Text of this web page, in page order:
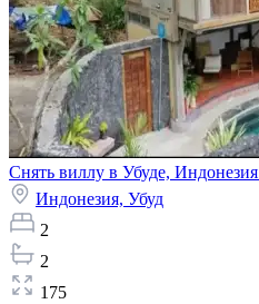
Снять виллу в Убуде, Индонезия
Индонезия, Убуд
2
2
175